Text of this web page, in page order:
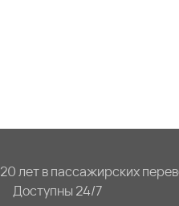
20 лет в пассажирских
Доступны 24/7